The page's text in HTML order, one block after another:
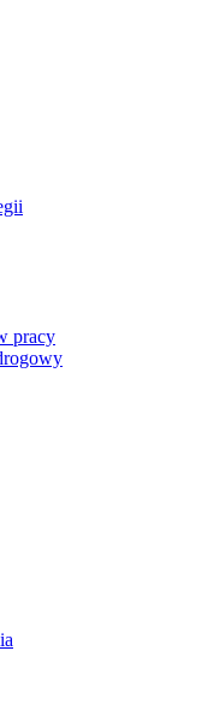
pracy